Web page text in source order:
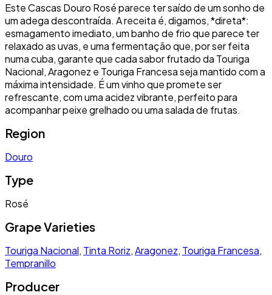
Este Cascas Douro Rosé parece ter saído de um sonho de
um adega descontraída. A receita é, digamos, *direta*:
esmagamento imediato, um banho de frio que parece ter
relaxado as uvas, e uma fermentação que, por ser feita
numa cuba, garante que cada sabor frutado da Touriga
Nacional, Aragonez e Touriga Francesa seja mantido com a
máxima intensidade. É um vinho que promete ser
refrescante, com uma acidez vibrante, perfeito para
acompanhar peixe grelhado ou uma salada de frutas.
Region
Douro
Type
Rosé
Grape Varieties
Touriga Nacional, Tinta Roriz,Aragonez, Touriga Francesa,
Tempranillo
Producer